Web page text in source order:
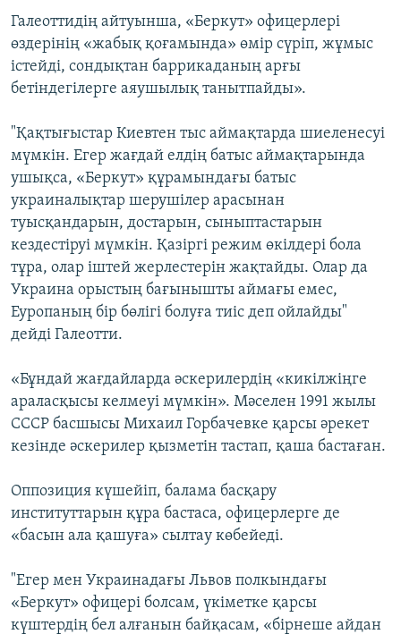
Галеоттидің айтуынша, «Беркут» офицерлері
өздерінің «жабық қоғамында» өмір сүріп, жұмыс
істейді, сондықтан баррикаданың арғы
бетіндегілерге аяушылық танытпайды».
"Қақтығыстар Киевтен тыс аймақтарда шиеленесуі
мүмкін. Егер жағдай елдің батыс аймақтарында
ушықса, «Беркут» құрамындағы батыс
украиналықтар шерушілер арасынан
туысқандарын, достарын, сыныптастарын
кездестіруі мүмкін. Қазіргі режим өкілдері бола
тұра, олар іштей жерлестерін жақтайды. Олар да
Украина орыстың бағынышты аймағы емес,
Еуропаның бір бөлігі болуға тиіс деп ойлайды"
дейді Галеотти.
«Бұндай жағдайларда әскерилердің «кикілжіңге
араласқысы келмеуі мүмкін». Мәселен 1991 жылы
СССР басшысы Михаил Горбачевке қарсы әрекет
кезінде әскерилер қызметін тастап, қаша бастаған.
Оппозиция күшейіп, балама басқару
институттарын құра бастаса, офицерлерге де
«басын ала қашуға» сылтау көбейеді.
"Егер мен Украинадағы Львов полкындағы
«Беркут» офицері болсам, үкіметке қарсы
күштердің бел алғанын байқасам, «бірнеше айдан